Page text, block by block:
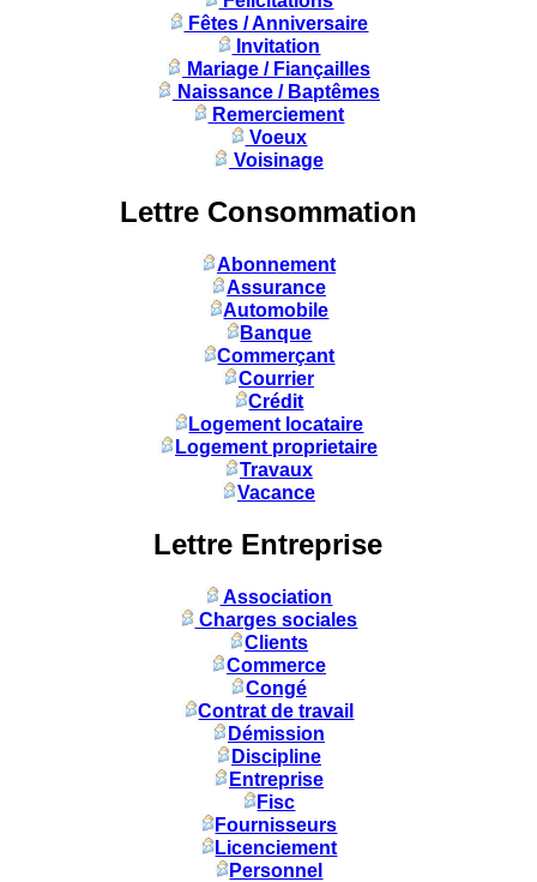
Fêtes / Anniversaire
Invitation
Mariage / Fiançailles
Naissance / Baptêmes
Remerciement
Voeux
Voisinage
Lettre Consommation
Abonnement
Assurance
Automobile
Banque
Commerçant
Courrier
Crédit
Logement locataire
Logement proprietaire
Travaux
Vacance
Lettre Entreprise
Association
Charges sociales
Clients
Commerce
Congé
Contrat de travail
Démission
Discipline
Entreprise
Fisc
Fournisseurs
Licenciement
Personnel